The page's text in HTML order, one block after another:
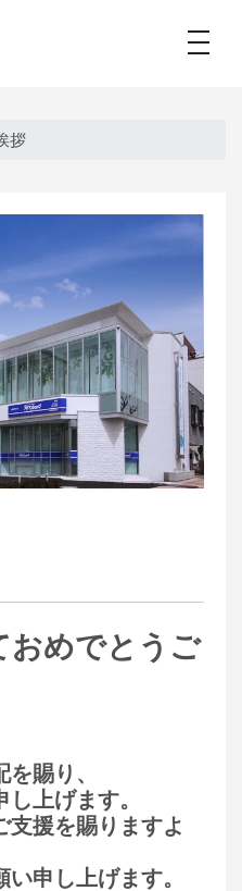
拶
おめでとうご
賜り、
上げます。
支援を賜りますよ
申し上げます。